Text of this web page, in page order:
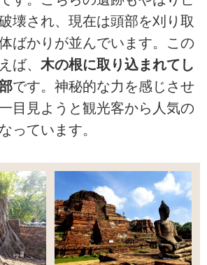
壊され、現在は頭部を刈り取
ばかりが並んでいます。この
ば、 木の根に取り込まれてし
です。神秘的な力を感じさせ
目見ようと観光客から人気の
っています。